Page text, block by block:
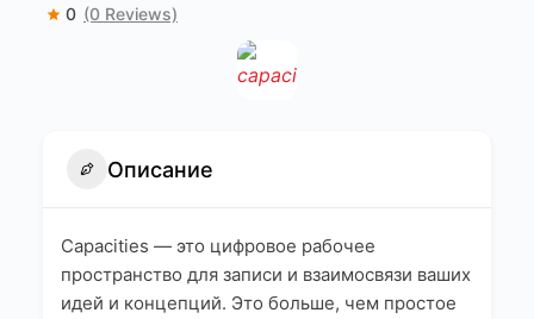
0 (0 Reviews)
Описание
Capacities — это цифровое рабочее
пространство для записи и взаимосвязи ваших
идей и концепций. Это больше, чем простое